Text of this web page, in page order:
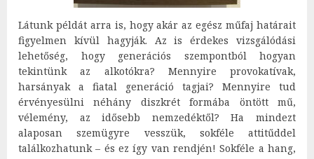
Látunk példát arra is, hogy akár az egész műfaj határait
figyelmen kívül hagyják. Az is érdekes vizsgálódási
lehetőség, hogy generációs szempontból hogyan
tekintünk az alkotókra? Mennyire provokatívak,
harsányak a fiatal generáció tagjai? Mennyire tud
érvényesülni néhány diszkrét formába öntött mű,
vélemény, az idősebb nemzedéktől? Ha mindezt
alaposan szemügyre vesszük, sokféle attitűddel
találkozhatunk – és ez így van rendjén! Sokféle a hang,